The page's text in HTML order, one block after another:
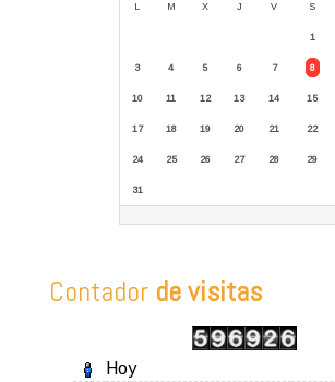
L M X J V S
1
3 4 5 6 7 8
10 11 12 13 14 15
17 18 19 20 21 22
24 25 26 27 28 29
31
Contador de visitas
Hoy